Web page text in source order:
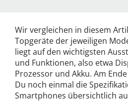
Wir vergleichen in diesem
Topgeräte der jeweiligen
liegt auf den wichtigsten
und Funktionen, also etwa
Prozessor und Akku. Am
Du noch einmal die
Smartphones übersichtlich